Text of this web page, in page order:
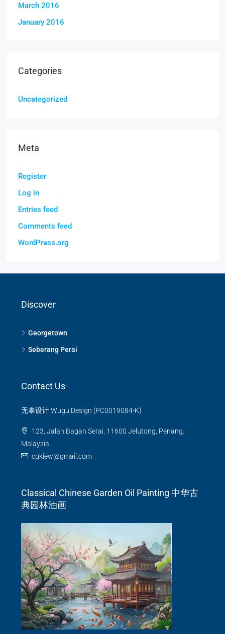
March 2016
January 2016
Categories
Uncategorized
Meta
Register
Log in
Entries feed
Comments feed
WordPress.org
Discover
Georgetown
Seberang Perai
Contact Us
无辜设计 Wugu Design (PC0019084-K)
123, Jalan Bagan Serai, 11600 Jelutong, Penang.
Malaysia.
cgkiew@gmail.com
Classical Chinese Garden Oil Painting 中华古
典园林油画